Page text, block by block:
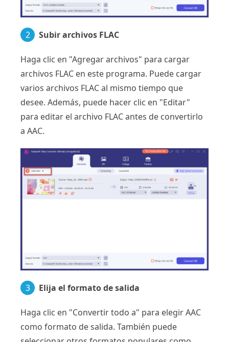
2 Subir archivos FLAC
Haga clic en "Agregar archivos" para cargar
archivos FLAC en este programa. Puede cargar
varios archivos FLAC al mismo tiempo que
desee. Además, puede hacer clic en "Editar"
para editar el archivo FLAC antes de convertirlo
a AAC.
3 Elija el formato de salida
Haga clic en "Convertir todo a" para elegir AAC
como formato de salida. También puede